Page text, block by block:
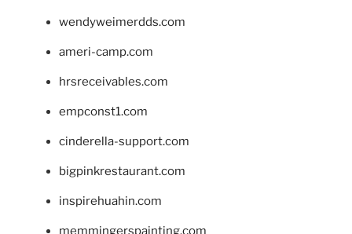
wendyweimerdds.com
ameri-camp.com
hrsreceivables.com
empconst1.com
cinderella-support.com
bigpinkrestaurant.com
inspirehuahin.com
memmingerspainting.com